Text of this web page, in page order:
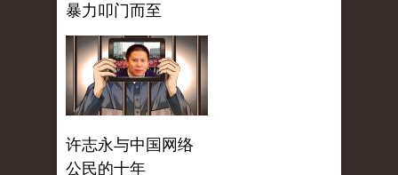
暴力叩门而至
许志永与中国网络
公民的十年